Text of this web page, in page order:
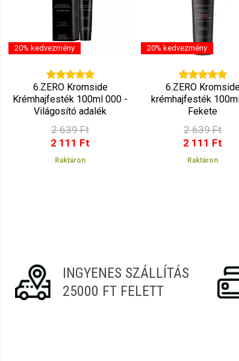
20% kedvezmény
6.ZERO Kromside
Krémhajfesték 100ml 000 -
Világosító adalék
2 639 Ft
2 111 Ft
Raktáron
20% kedvezmény
6.ZERO
krémhajfesték
Fekete
2 639 Ft
2 111 Ft
Raktáron
INGYENES SZÁLLÍTÁS
25000 FT FELETT